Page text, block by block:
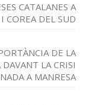
CATALANES A
COREA DEL SUD
DE LA
DAVANT LA CRISI
A MANRESA